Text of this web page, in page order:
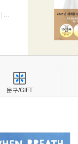
디플롯
문구/GIFT